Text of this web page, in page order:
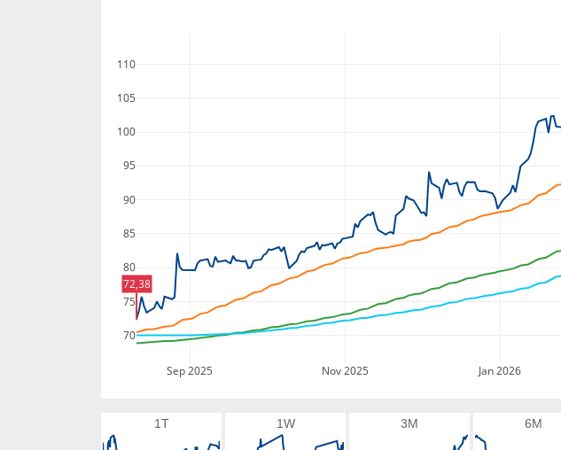
Sep 2025 Nov 2025 Jan 2026
70
75
80
85
90
95
100
105
110
72,38
1T 1W 3M 6M